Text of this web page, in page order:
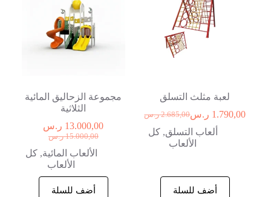
لعبة مثلث التسلق
2.685,00 ر.س 1.790,00 ر.س
ألعاب التسلق,كل
الألعاب
أضف للسلة
مجموعة الزحاليق المائية
الثلاثية
15.000,00 ر.س
13.000,00 ر.س
الألعاب المائية,كل
الألعاب
أضف للسلة